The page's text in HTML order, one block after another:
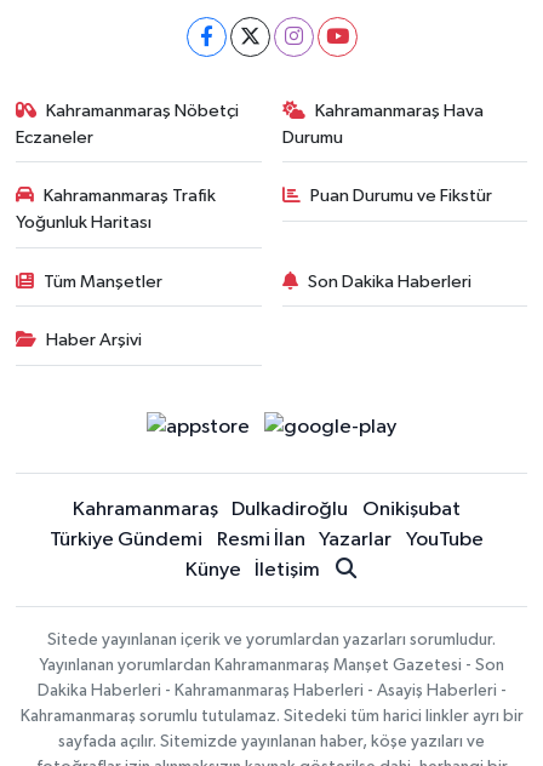
Kahramanmaraş Nöbetçi
Eczaneler
Kahramanmaraş Hava
Durumu
Kahramanmaraş Trafik
Yoğunluk Haritası
Puan Durumu ve Fikstür
Tüm Manşetler Son Dakika Haberleri
Haber Arşivi
Kahramanmaraş Dulkadiroğlu
Onikişubat
Türkiye Gündemi
Resmi İlan Yazarlar
YouTube
Künye
İletişim
Sitede yayınlanan içerik ve yorumlardan yazarları sorumludur.
Yayınlanan yorumlardan Kahramanmaraş Manşet Gazetesi - Son
Dakika Haberleri - Kahramanmaraş Haberleri - Asayiş Haberleri -
Kahramanmaraş sorumlu tutulamaz. Sitedeki tüm harici linkler ayrı bir
sayfada açılır. Sitemizde yayınlanan haber, köşe yazıları ve